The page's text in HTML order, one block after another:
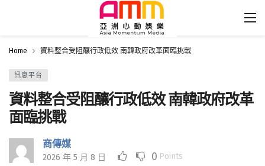
Home 資料整合受阻釀行政低效 南韓政府改革面臨挑戰
訊息平台
資料整合受阻釀行政低效 南韓政府改革
面臨挑戰
商傳媒
2026 年 5 月 8 日 0 Points